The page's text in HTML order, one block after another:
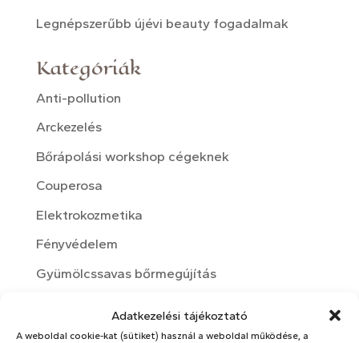
Adatkezelési tájékoztató
A weboldal cookie-kat (sütiket) használ a weboldal működése, a
Legnépszerűbb újévi beauty fogadalmak
Kategóriák
Anti-pollution
Arckezelés
Bőrápolási workshop cégeknek
Couperosa
Elektrokozmetika
Fényvédelem
Gyümölcssavas bőrmegújítás
Kozmetikai hatóanyagok